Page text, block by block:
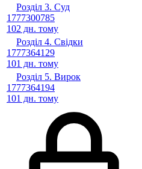
Розділ 3. Суд
1777300785
102 дн. тому
Розділ 4. Свідки
1777364129
101 дн. тому
Розділ 5. Вирок
1777364194
101 дн. тому